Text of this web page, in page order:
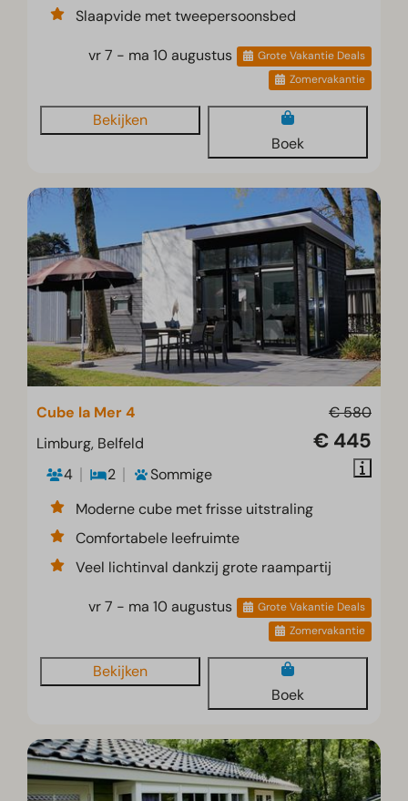
Slaapvide met tweepersoonsbed
vr 7 - ma 10 augustus
Grote Vakantie Deals
Zomervakantie
Bekijken
Boek
€ 580
€ 445
Cube la Mer 4
Limburg, Belfeld
4
2
Sommige
Moderne cube met frisse uitstraling
Comfortabele leefruimte
Veel lichtinval dankzij grote raampartij
vr 7 - ma 10 augustus
Grote Vakantie Deals
Zomervakantie
Bekijken
Boek